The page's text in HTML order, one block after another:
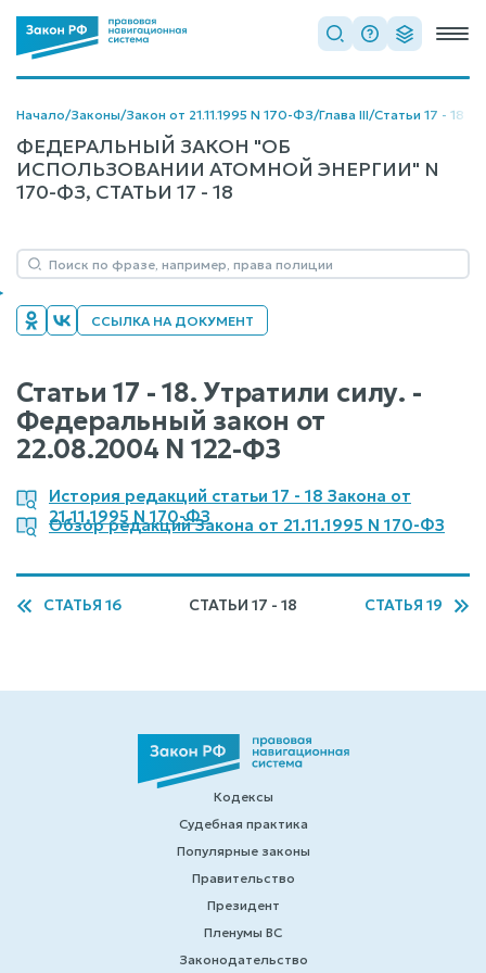
Начало/Законы/Закон от 21.11.1995 N 170-ФЗ/Глава III/Статьи 17 - 18
ФЕДЕРАЛЬНЫЙ ЗАКОН "ОБ
ИСПОЛЬЗОВАНИИ АТОМНОЙ ЭНЕРГИИ" N
170-ФЗ, СТАТЬИ 17 - 18
ССЫЛКА НА ДОКУМЕНТ
Статьи 17 - 18. Утратили силу. -
Федеральный закон от
22.08.2004 N 122-ФЗ
История редакций статьи 17 - 18 Закона от
21.11.1995 N 170-ФЗ
Обзор редакций Закона от 21.11.1995 N 170-ФЗ
СТАТЬЯ 16 СТАТЬИ 17 - 18 СТАТЬЯ 19
Кодексы
Судебная практика
Популярные законы
Правительство
Президент
Пленумы ВС
Законодательство